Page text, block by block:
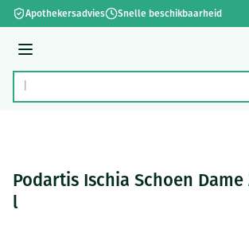
Ga naar de inhoud
Apothekersadvies Snelle beschikbaarheid
Menu
Product, merk, categorie...
Podartis Ischia Schoen Dame
l